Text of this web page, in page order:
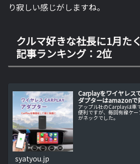
り寂しい感じがしますね。
クルマ好きな社長に1月た
記事ランキング：2位
Carplayをワイヤレス
ダプターはamazonで
アップル社のCarplayは車
便利ですが、毎回有線ケ
がネックでした。
syatyou.jp